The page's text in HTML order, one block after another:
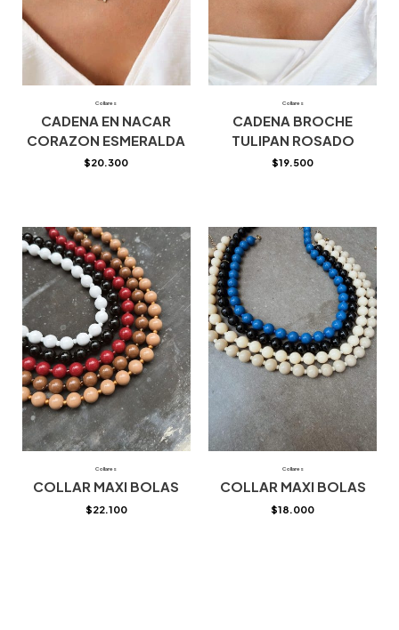
Collares
CADENA EN NACAR
CORAZON ESMERALDA
$20.300
Collares
CADENA BROCHE
TULIPAN ROSADO
$19.500
Collares
COLLAR MAXI BOLAS
$22.100
Collares
COLLAR MAXI BOLAS
$18.000